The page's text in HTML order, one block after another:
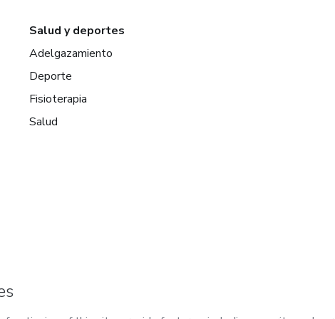
Salud y deportes
Adelgazamiento
Deporte
Fisioterapia
Salud